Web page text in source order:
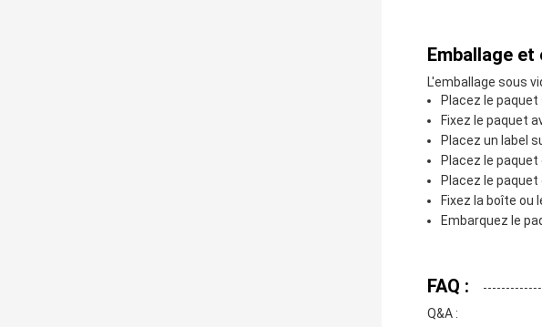
Emballage et
L'emballage sous
Placez le
Fixez le paquet
Placez un label
Placez le
Placez le
Fixez la boîte ou
Embarquez le
FAQ :
Q&A :